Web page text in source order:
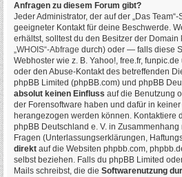
Anfragen zu diesem Forum gibt?
Jeder Administrator, der auf der „Das
geeigneter Kontakt für deine Beschwerde.
erhältst, solltest du den Besitzer der
„WHOIS“-Abfrage durch) oder — falls diese
Webhoster wie z. B. Yahoo!, free.fr,
oder den Abuse-Kontakt des betreffenden
phpBB Limited (phpBB.com) und phpBB
absolut keinen Einfluss auf die Benutzung
der Forensoftware haben und dafür in
herangezogen werden können. Kontaktiere
phpBB Deutschland e. V. in
Fragen (Unterlassungserklärungen,
direkt auf die Websiten phpbb.com,
selbst beziehen. Falls du phpBB Limited
Mails schreibst, die die Softwarenutzung